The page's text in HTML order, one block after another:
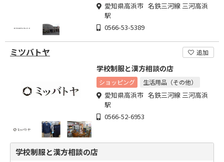
愛知県高浜市 名鉄三河線 三河高浜
駅
0566-53-5389
ミツバトヤ 追加
学校制服と漢方相談の店
ショッピング 生活用品（その他）
愛知県高浜市 名鉄三河線 三河高浜
駅
0566-52-6953
学校制服と漢方相談の店